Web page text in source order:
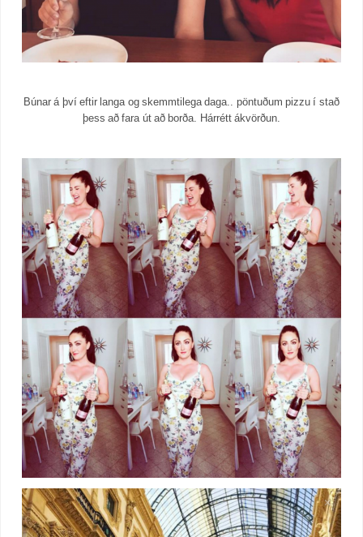
Búnar á því eftir langa og skemmtilega daga.. pöntuðum pizzu í stað
þess að fara út að borða. Hárrétt ákvörðun.